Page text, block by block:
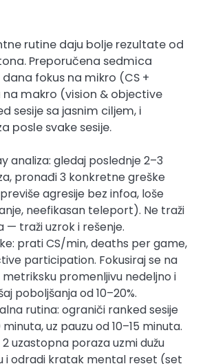
rutine daju bolje rezultate od
Preporučena sedmica
fokus na mikro (CS +
makro (vision & objective
sesije sa jasnim ciljem, i
posle svake sesije.
analiza: gledaj poslednje 2–3
pronađi 3 konkretne greške
agresije bez infoa, loše
neefikasan teleport). Ne traži
— traži uzrok i rešenje.
prati CS/min, deaths per game,
participation. Fokusiraj se na
metriksku promenljivu nedeljno i
poboljšanja od 10–20%.
rutina: ograniči ranked sesije
minuta, uz pauzu od 10–15 minuta.
2 uzastopna poraza uzmi dužu
i odradi kratak mental reset (set